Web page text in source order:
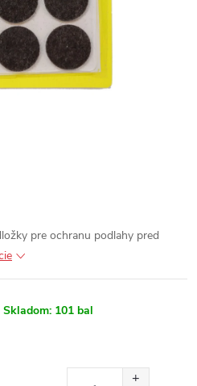
pre ochranu podlahy pred
101 bal